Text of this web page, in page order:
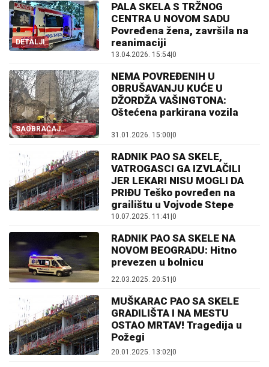
DETALJI
PALA SKELA S TRŽNOG
CENTRA U NOVOM SADU
Povređena žena, završila na
reanimaciji
13.04.2026. 15:54 0
SAOBRAĆAJ
OBUSTAVLJEN
NEMA POVREĐENIH U
OBRUŠAVANJU KUĆE U
DŽORDŽA VAŠINGTONA:
Oštećena parkirana vozila
31.01.2026. 15:00|0
RADNIK PAO SA SKELE,
VATROGASCI GA IZVLAČILI
JER LEKARI NISU MOGLI DA
PRIĐU Teško povređen na
grailištu u Vojvode Stepe
10.07.2025. 11:41 |0
RADNIK PAO SA SKELE NA
NOVOM BEOGRADU: Hitno
prevezen u bolnicu
22.03.2025. 20:51 0
MUŠKARAC PAO SA SKELE
GRADILIŠTA I NA MESTU
OSTAO MRTAV! Tragedija u
Požegi
20.01.2025. 13:02 0